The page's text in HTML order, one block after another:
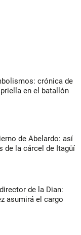
crónica de
en el batallón
de Abelardo: así
de la cárcel de Itagüí
de la Dian:
asumirá el cargo